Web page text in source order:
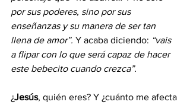
por sus poderes, sino por sus
enseñanzas y su manera de ser tan
llena de amor”. Y acaba diciendo: “vais
a flipar con lo que será capaz de hacer
este bebecito cuando crezca”.
¿Jesús, quién eres? Y ¿cuánto me afecta